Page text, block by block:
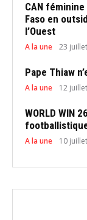
CAN
Faso en
l’Ouest
A la une 23
Pape Thiaw
A la une 12
WORLD WIN
A la une 10